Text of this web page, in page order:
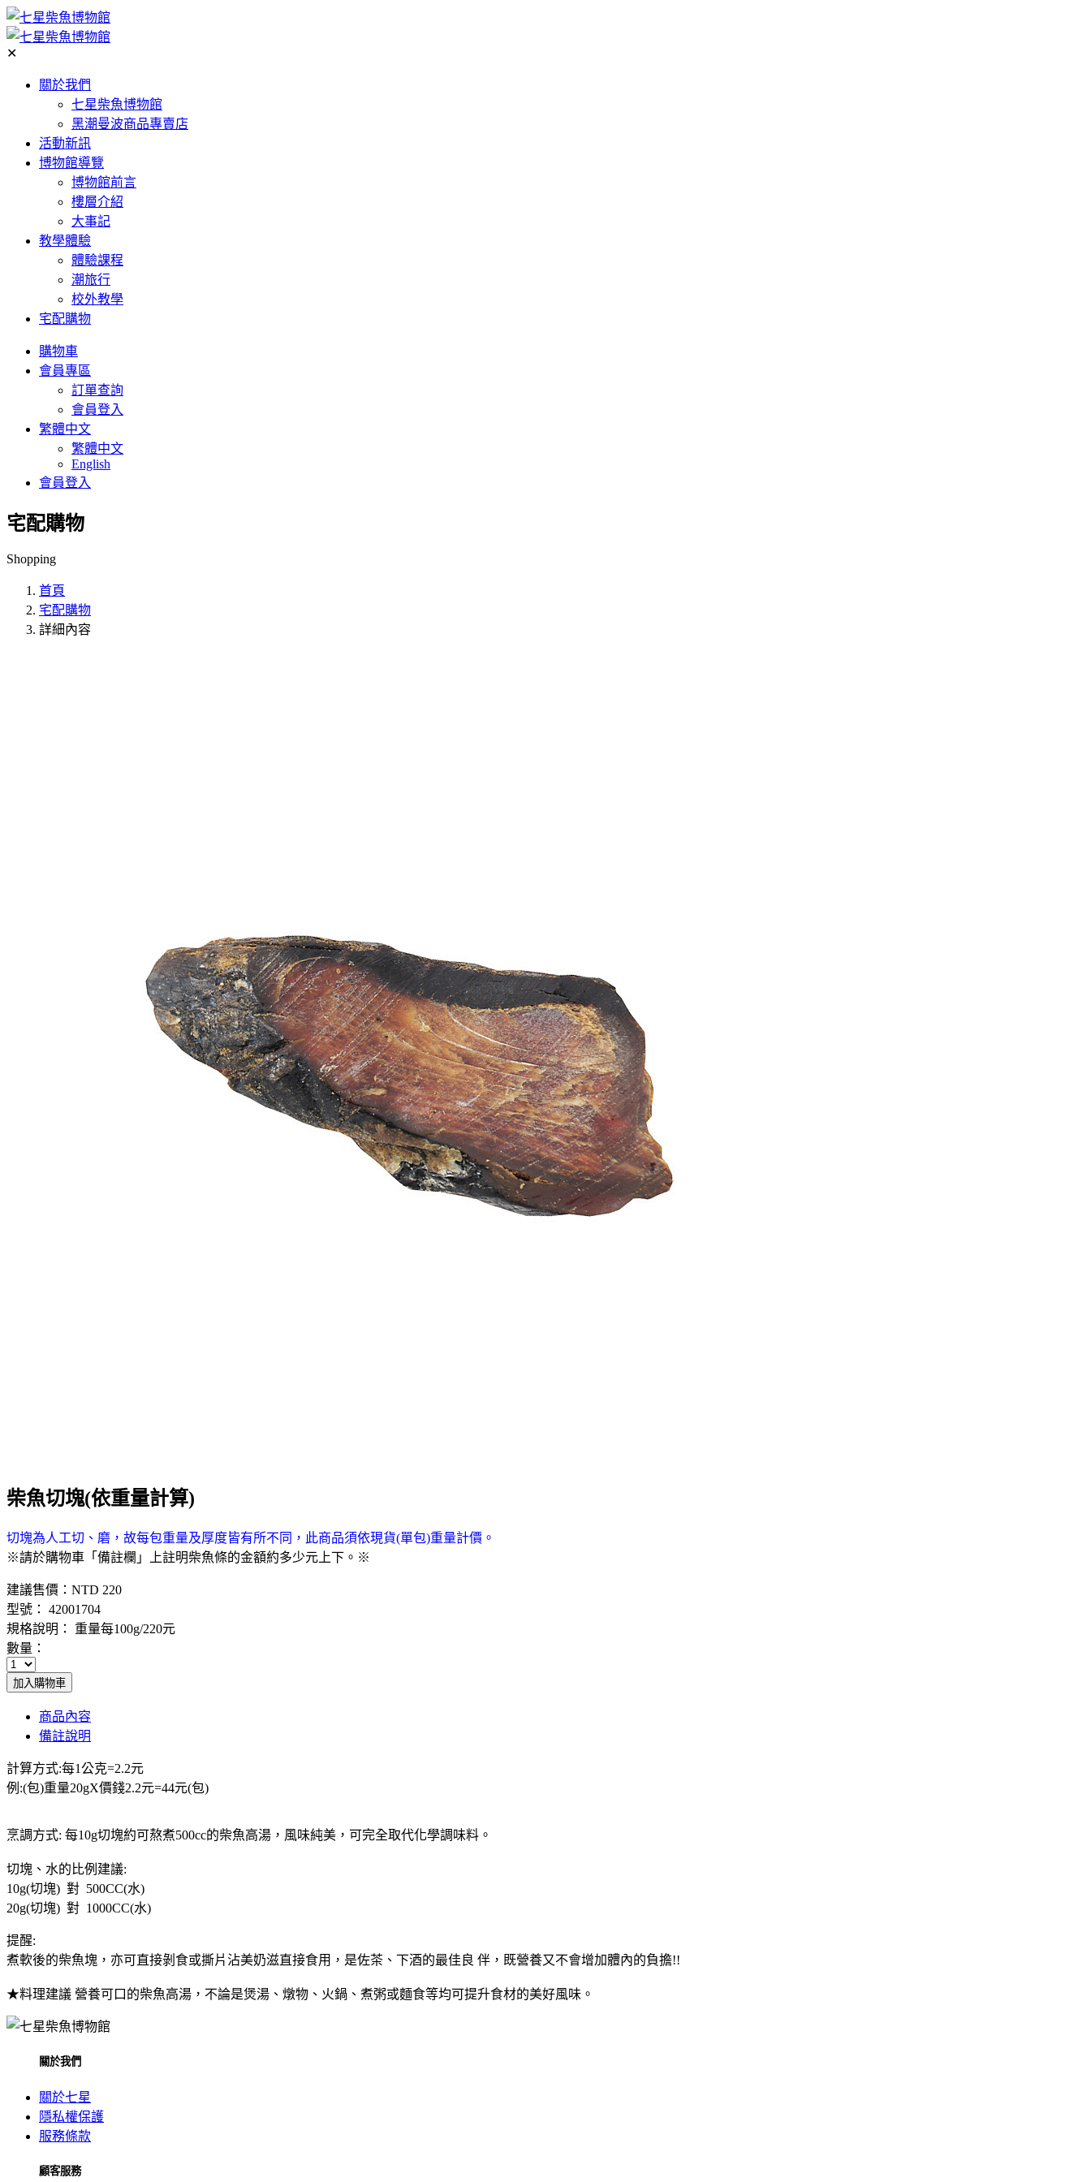
✕
關於我們
七星柴魚博物館
黑潮曼波商品專賣店
活動新訊
博物館導覽
博物館前言
樓層介紹
大事記
教學體驗
體驗課程
潮旅行
校外教學
宅配購物
購物車
會員專區
訂單查詢
會員登入
繁體中文
繁體中文
English
會員登入
宅配購物
Shopping
首頁
宅配購物
詳細內容
柴魚切塊(依重量計算)
切塊為人工切、磨，故每包重量及厚度皆有所不同，此商品須依現貨(單包)重量計價。
※請於購物車「備註欄」上註明柴魚條的金額約多少元上下。※
建議售價： NTD 220
型號： 42001704
規格說明： 重量每100g/220元
數量：
加入購物車
商品內容
備註說明
計算方式:每1公克=2.2元
例:(包)重量20gX價錢2.2元=44元(包)
烹調方式: 每10g切塊約可熬煮500cc的柴魚高湯，風味純美，可完全取代化學調味料。
切塊、水的比例建議:
10g(切塊) 對 500CC(水)
20g(切塊) 對 1000CC(水)
提醒:
煮軟後的柴魚塊，亦可直接剝食或撕片沾美奶滋直接食用，是佐茶、下酒的最佳良 伴，既營養又不會增加體內的負擔!!
★料理建議 營養可口的柴魚高湯，不論是煲湯、燉物、火鍋、煮粥或麵食等均可提升食材的美好風味。
關於我們
關於七星
隱私權保護
服務條款
顧客服務